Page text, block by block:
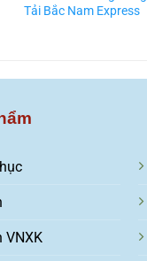
Tải Bắc Nam Express
VNXK